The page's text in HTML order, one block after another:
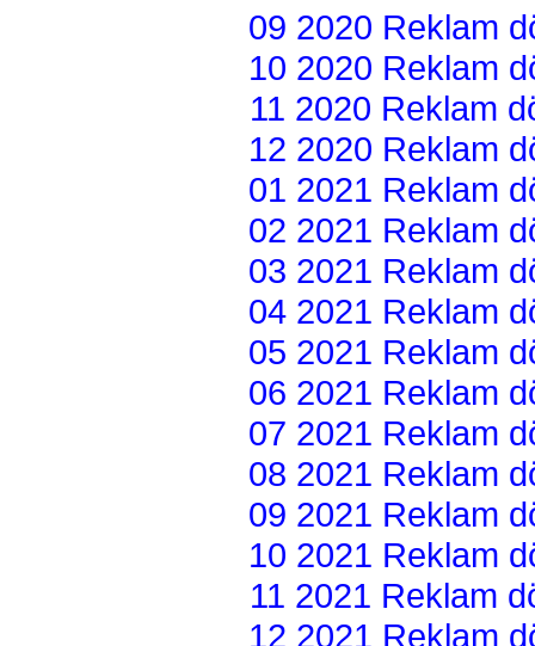
09 2020 Reklam
10 2020 Reklam
11 2020 Reklam
12 2020 Reklam
01 2021 Reklam
02 2021 Reklam
03 2021 Reklam
04 2021 Reklam
05 2021 Reklam
06 2021 Reklam
07 2021 Reklam
08 2021 Reklam
09 2021 Reklam
10 2021 Reklam
11 2021 Reklam
12 2021 Reklam